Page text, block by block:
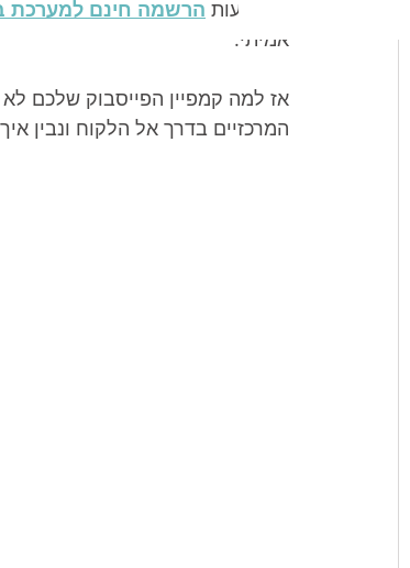
באמצעות הרשמה חינם למערכת
אמיתי.
אז למה קמפיין הפייסבוק שלכם
המרכזיים בדרך אל הלקוח ונבין